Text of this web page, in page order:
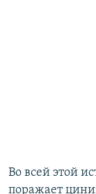
Во всей этой
поражает